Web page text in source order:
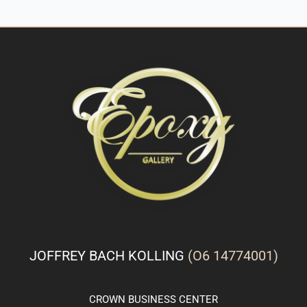
JOFFREY BACH KOLLING (O6 14774001)
CROWN BUSINESS CENTER